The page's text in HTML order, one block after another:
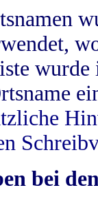
wurde
bei